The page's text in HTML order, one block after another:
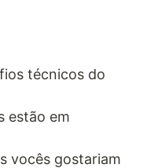
técnicos do
estão em
vocês gostariam